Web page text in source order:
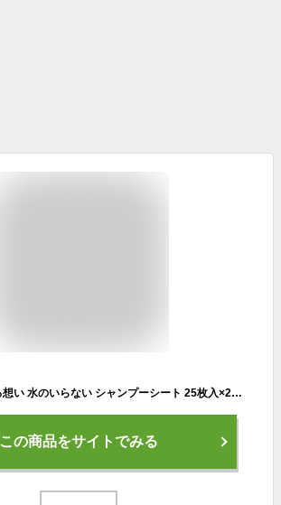
レック(LEC) こころ想い 水のいらない シャンプーシート 25枚入×2個パック / 植物由来洗浄成分配合/弱酸性/日本製/サボンの香り/シートサイズ:250×200mm
この商品をサイトでみる